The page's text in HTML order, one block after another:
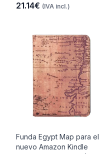
21.14€ (IVA incl.)
Funda Egypt Map para el
nuevo Amazon Kindle